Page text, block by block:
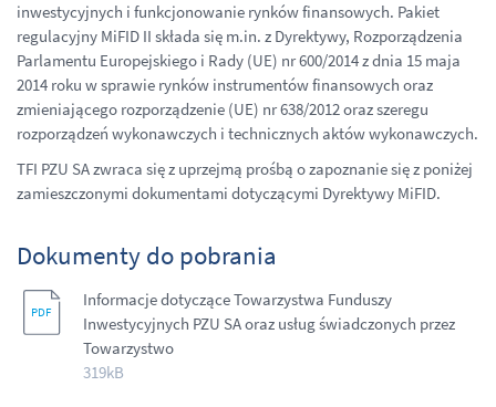
inwestycyjnych i funkcjonowanie rynków finansowych. Pakiet
regulacyjny MiFID II składa się m.in. z Dyrektywy, Rozporządzenia
Parlamentu Europejskiego i Rady (UE) nr 600/2014 z dnia 15 maja
2014 roku w sprawie rynków instrumentów finansowych oraz
zmieniającego rozporządzenie (UE) nr 638/2012 oraz szeregu
rozporządzeń wykonawczych i technicznych aktów wykonawczych.
TFI PZU SA zwraca się z uprzejmą prośbą o zapoznanie się z poniżej
zamieszczonymi dokumentami dotyczącymi Dyrektywy MiFID.
Dokumenty do pobrania
Informacje dotyczące Towarzystwa Funduszy
Inwestycyjnych PZU SA oraz usług świadczonych przez
Towarzystwo
319kB